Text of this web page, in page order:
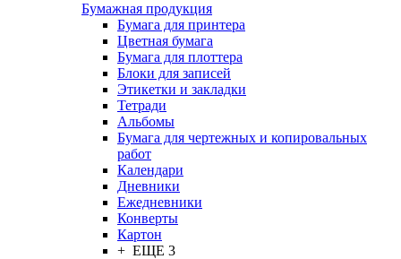
Бумажная продукция
Бумага для принтера
Цветная бумага
Бумага для плоттера
Блоки для записей
Этикетки и закладки
Тетради
Альбомы
Бумага для чертежных и копировальных
работ
Календари
Дневники
Ежедневники
Конверты
Картон
+ ЕЩЕ 3